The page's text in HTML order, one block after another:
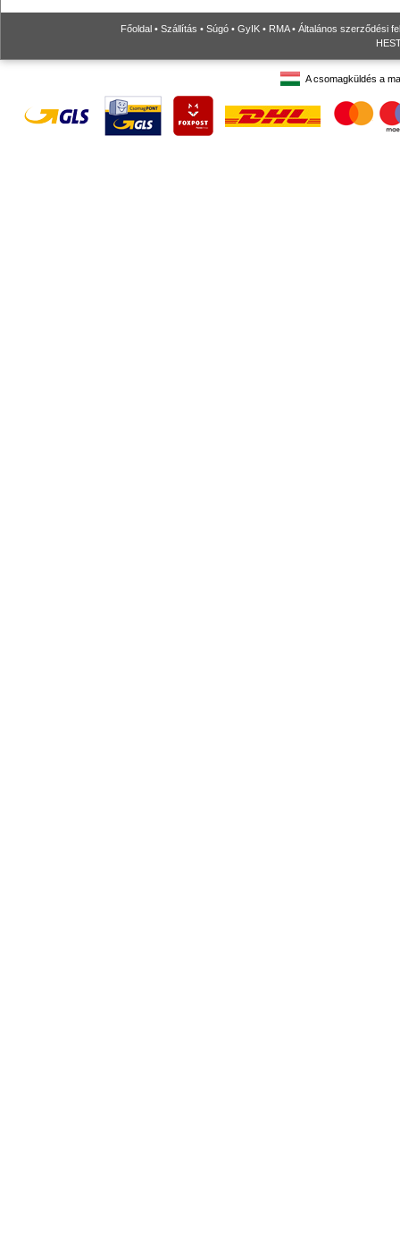
Főoldal • Szállítás • Súgó • GyIK • RMA• Általános szerződési
A csomagküldés a